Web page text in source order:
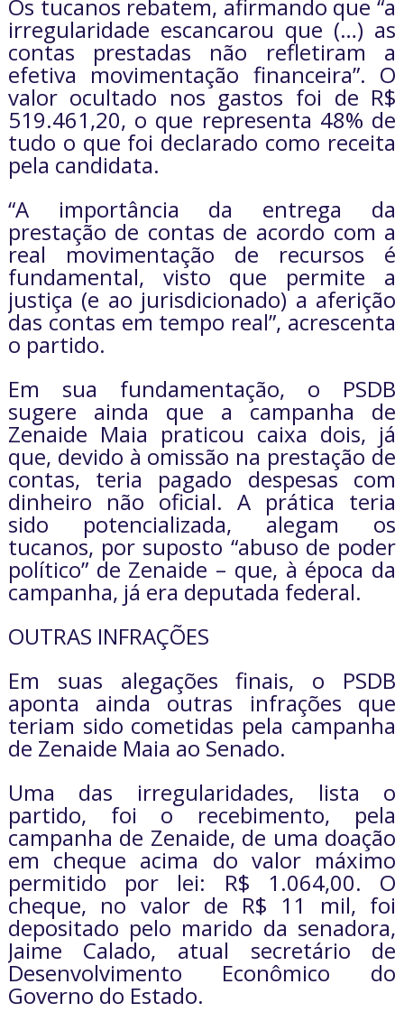
Os tucanos rebatem, afirmando que “a
irregularidade escancarou que (…) as
contas prestadas não refletiram a
efetiva movimentação financeira”. O
valor ocultado nos gastos foi de R$
519.461,20, o que representa 48% de
tudo o que foi declarado como receita
pela candidata.
“A importância da entrega da
prestação de contas de acordo com a
real movimentação de recursos é
fundamental, visto que permite a
justiça (e ao jurisdicionado) a aferição
das contas em tempo real”, acrescenta
o partido.
Em sua fundamentação, o PSDB
sugere ainda que a campanha de
Zenaide Maia praticou caixa dois, já
que, devido à omissão na prestação de
contas, teria pagado despesas com
dinheiro não oficial. A prática teria
sido potencializada, alegam os
tucanos, por suposto “abuso de poder
político” de Zenaide – que, à época da
campanha, já era deputada federal.
OUTRAS INFRAÇÕES
Em suas alegações finais, o PSDB
aponta ainda outras infrações que
teriam sido cometidas pela campanha
de Zenaide Maia ao Senado.
Uma das irregularidades, lista o
partido, foi o recebimento, pela
campanha de Zenaide, de uma doação
em cheque acima do valor máximo
permitido por lei: R$ 1.064,00. O
cheque, no valor de R$ 11 mil, foi
depositado pelo marido da senadora,
Jaime Calado, atual secretário de
Desenvolvimento Econômico do
Governo do Estado.